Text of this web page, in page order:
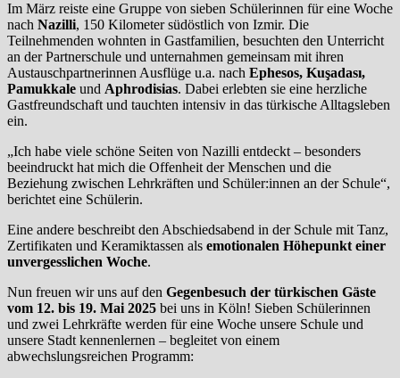
Im März reiste eine Gruppe von sieben Schülerinnen für eine Woche
nach Nazilli, 150 Kilometer südöstlich von Izmir. Die
Teilnehmenden wohnten in Gastfamilien, besuchten den Unterricht
an der Partnerschule und unternahmen gemeinsam mit ihren
Austauschpartnerinnen Ausflüge u.a. nach Ephesos, Kuşadası,
Pamukkale und Aphrodisias. Dabei erlebten sie eine herzliche
Gastfreundschaft und tauchten intensiv in das türkische Alltagsleben
ein.
„Ich habe viele schöne Seiten von Nazilli entdeckt – besonders
beeindruckt hat mich die Offenheit der Menschen und die
Beziehung zwischen Lehrkräften und Schüler:innen an der Schule“,
berichtet eine Schülerin.
Eine andere beschreibt den Abschiedsabend in der Schule mit Tanz,
Zertifikaten und Keramiktassen als emotionalen Höhepunkt einer
unvergesslichen Woche.
Nun freuen wir uns auf den Gegenbesuch der türkischen Gäste
vom 12. bis 19. Mai 2025 bei uns in Köln! Sieben Schülerinnen
und zwei Lehrkräfte werden für eine Woche unsere Schule und
unsere Stadt kennenlernen – begleitet von einem
abwechslungsreichen Programm: